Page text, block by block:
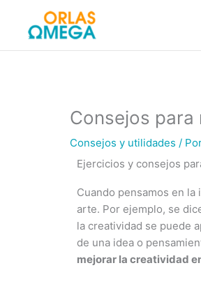
contenido
Consejos para
Consejos y utilidades /
Ejercicios y consejos
Cuando pensamos en
arte. Por ejemplo, se
la creatividad se puede
de una idea o
mejorar la creatividad